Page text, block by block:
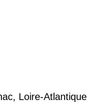
Loire-Atlantique